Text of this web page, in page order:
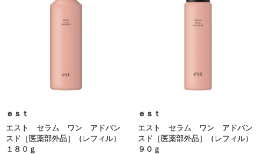
ｅｓｔ
エスト セラム ワン アドバン
スド［医薬部外品］（レフィル）
１８０ｇ
ｅｓｔ
エスト セラム ワン アドバン
スド［医薬部外品］（レフィル）
９０ｇ